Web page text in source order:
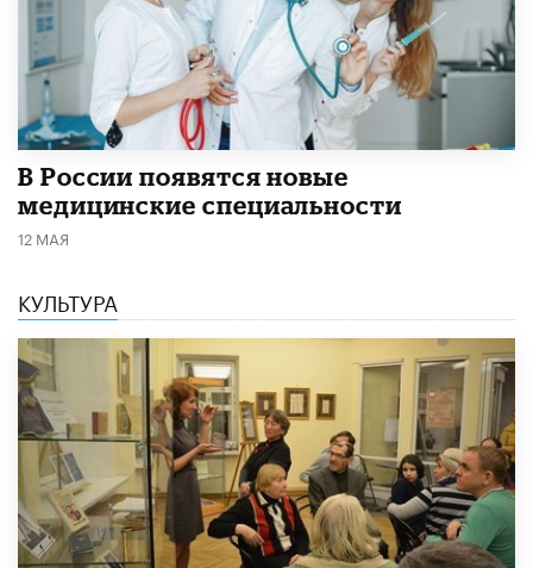
В России появятся новые
медицинские специальности
12 МАЯ
КУЛЬТУРА